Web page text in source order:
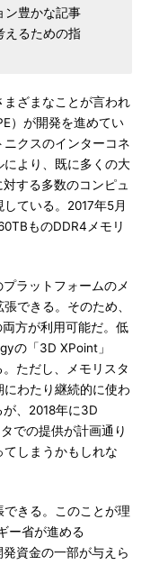
ン豊かな記事
えるための指
ざまなことが言われ
）が開発を進めてい
クスのインターコネ
より、既に多くの大
する多数のコンピュ
ている。2017年5月
ものDDR4メモリ
ラットフォームのメ
できる。そのため、
方が利用可能だ。低
の「3D XPoint」
ただし、メモリスタ
わたり継続的に使わ
、2018年に3D
での提供が計画通り
しまうかもしれな
きる。このことが理
ー省が進める
資金の一部が与えら